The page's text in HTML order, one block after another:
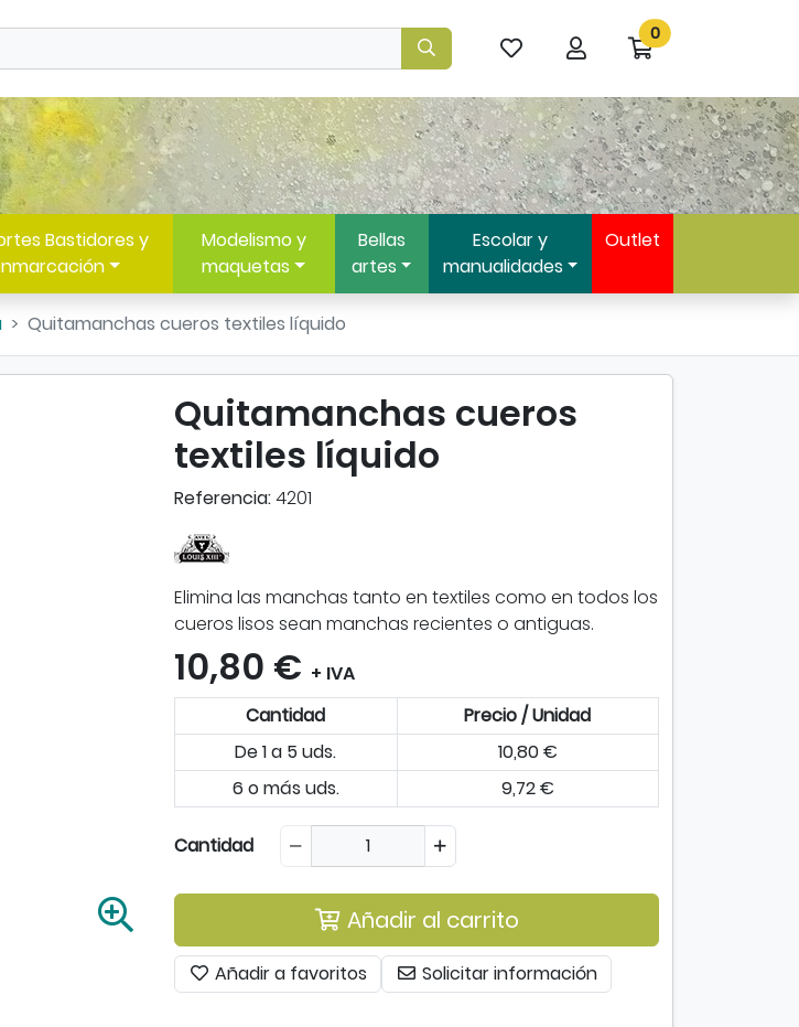
favoritos
Ir
mi
compra
0
Bastidores y
Modelismo y
maquetas
Bellas
artes
Escolar y
manualidades
Outlet
Quitamanchas cueros textiles líquido
Quitamanchas cueros
textiles líquido
Referencia:4201
Elimina las manchas tanto en textiles como en todos los
cueros lisos sean manchas recientes o antiguas.
10,80 € + IVA
Cantidad
Precio / Unidad
De 1 a 5 uds.
10,80 €
6 o más uds.
9,72 €
Cantidad
Añadir al carrito
Añadir a favoritos
Solicitar información